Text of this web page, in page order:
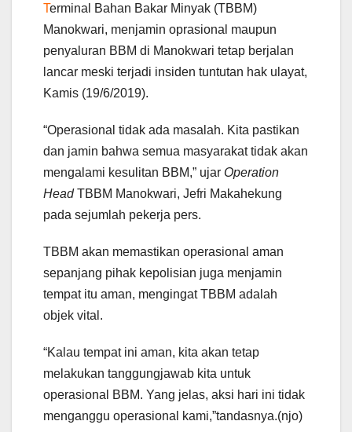
Terminal Bahan Bakar Minyak (TBBM)
Manokwari, menjamin oprasional maupun
penyaluran BBM di Manokwari tetap berjalan
lancar meski terjadi insiden tuntutan hak ulayat,
Kamis (19/6/2019).
“Operasional tidak ada masalah. Kita pastikan
dan jamin bahwa semua masyarakat tidak akan
mengalami kesulitan BBM,” ujar Operation
HeadTBBM Manokwari, Jefri Makahekung
pada sejumlah pekerja pers.
TBBM akan memastikan operasional aman
sepanjang pihak kepolisian juga menjamin
tempat itu aman, mengingat TBBM adalah
objek vital.
“Kalau tempat ini aman, kita akan tetap
melakukan tanggungjawab kita untuk
operasional BBM. Yang jelas, aksi hari ini tidak
menganggu operasional kami,”tandasnya.(njo)